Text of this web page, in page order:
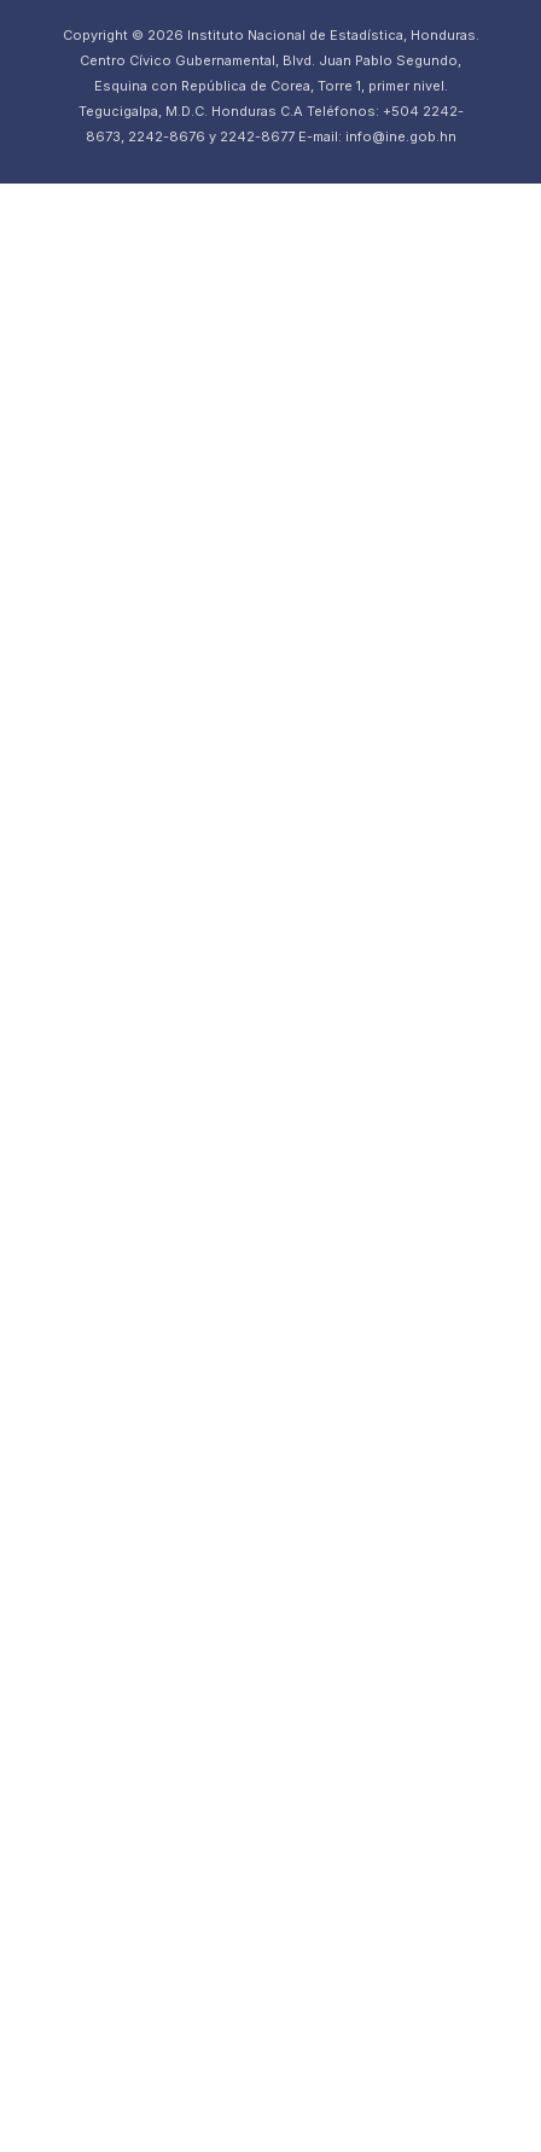
Copyright © 2026 Instituto Nacional de Estadística, Honduras.
Centro Cívico Gubernamental, Blvd. Juan Pablo Segundo,
Esquina con República de Corea, Torre 1, primer nivel.
Tegucigalpa, M.D.C. Honduras C.A Teléfonos: +504 2242-
8673, 2242-8676 y 2242-8677 E-mail: info@ine.gob.hn